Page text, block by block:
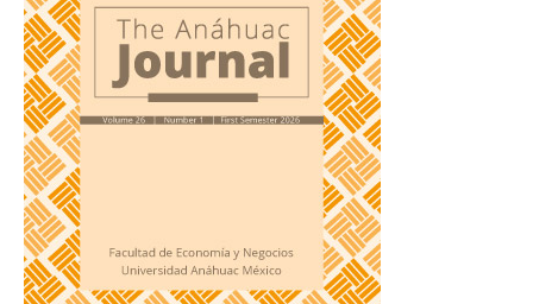
Ammer, M. A., Aliedan, M. M. y Alyahya, M. A. (2020).
Corporate Environmental Sustainability Practices Influence
Firm Value? The Role of Independent Directors: Evidence
from Saudi Arabia".Sustainability, 12(22), 1-21.
https://doi.org/10.3390/su12229768
DOI:https://doi.org/10.3390/su12229768
Ben-Amar, W., Chang, M. y McIlkenny, P. (2017).
Gender Diversity and Corporate Response to Sustainability
Initiatives: Evidence from the Carbon Disclosure Project".